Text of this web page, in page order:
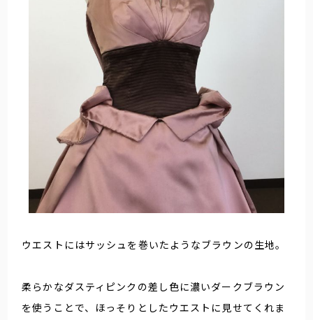
ウエストにはサッシュを巻いたようなブラウンの生地。
柔らかなダスティピンクの差し色に濃いダークブラウン
を使うことで、ほっそりとしたウエストに見せてくれま